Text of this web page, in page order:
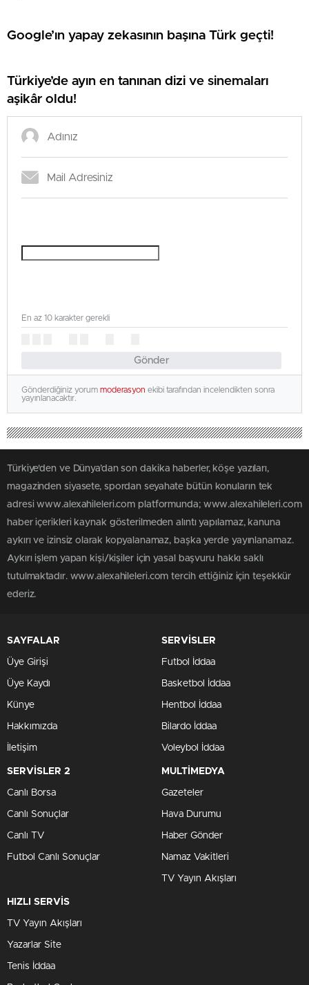
Google’ın yapay zekasının başına Türk geçti!
Türkiye’de ayın en tanınan dizi ve sinemaları
aşikâr oldu!
Gönder
En az 10 karakter gerekli
Gönderdiğiniz yorum moderasyon ekibi tarafından incelendikten sonra
yayınlanacaktır.
Türkiye'den ve Dünya’dan son dakika haberler, köşe yazıları,
magazinden siyasete, spordan seyahate bütün konuların tek
adresi www.alexahileleri.com platformunda; www.alexahileleri.com
haber içerikleri kaynak gösterilmeden alıntı yapılamaz, kanuna
aykırı ve izinsiz olarak kopyalanamaz, başka yerde yayınlanamaz.
Aykırı işlem yapan kişi/kişiler için yasal başvuru hakkı saklı
tutulmaktadır. www.alexahileleri.com tercih ettiğiniz için teşekkür
ederiz.
SAYFALAR
Üye Girişi
Üye Kaydı
Künye
Hakkımızda
İletişim
SERVİSLER
Futbol İddaa
Basketbol İddaa
Hentbol İddaa
Bilardo İddaa
Voleybol İddaa
SERVİSLER 2
Canlı Borsa
Canlı Sonuçlar
Canlı TV
Futbol Canlı Sonuçlar
MULTİMEDYA
Gazeteler
Hava Durumu
Haber Gönder
Namaz Vakitleri
TV Yayın Akışları
HIZLI SERVİS
TV Yayın Akışları
Yazarlar Site
Tenis İddaa